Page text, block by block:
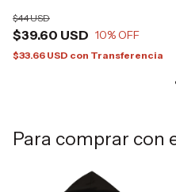
$39.60 USD
$44 USD
10% OFF
$33.66 USD con Transferencia
Para comprar con